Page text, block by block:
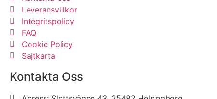
Leveransvillkor
Integritspolicy
FAQ
Cookie Policy
Sajtkarta
Kontakta Oss